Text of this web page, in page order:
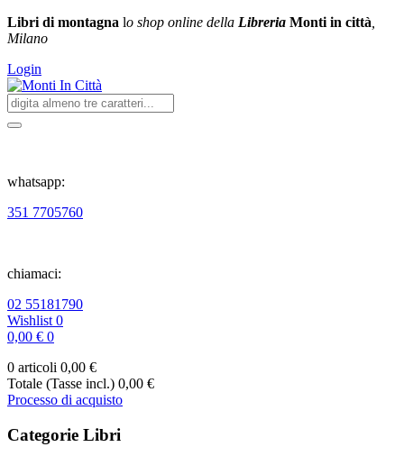
Libri di montagna lo shop online della Libreria Monti in città
Milano
Login
whatsapp:
351 7705760
chiamaci:
02 55181790
Wishlist 0
0,00 € 0
0 articoli 0,00 €
Totale (Tasse incl.) 0,00 €
Processo di acquisto
Categorie Libri